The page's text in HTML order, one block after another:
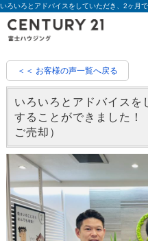
＜＜ お客様の声一覧へ戻る
いろいろとアドバイスを
することができました
ご売却）